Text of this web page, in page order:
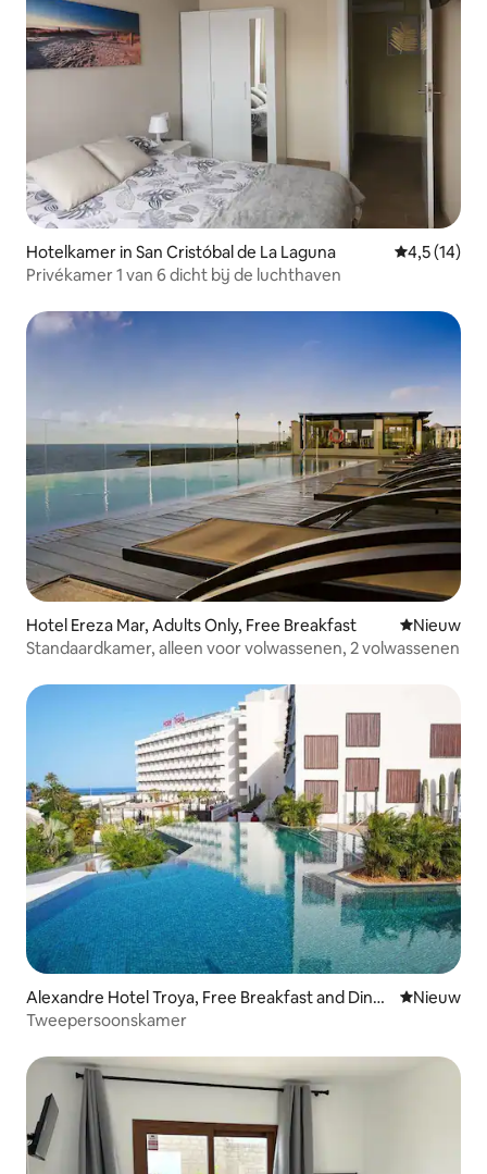
Hotelkamer in San Cristóbal de La Laguna
4,5 (14)
Privékamer 1 van 6 dicht bij de luchthaven
Hotel Ereza Mar, Adults Only, Free Breakfast Nieuwe
Nieuw
Standaardkamer, alleen voor volwassenen, 2 volwassenen
Alexandre Hotel Troya, Free Breakfast and Dinn
er
Nieuwe
Nieuw
Tweepersoonskamer